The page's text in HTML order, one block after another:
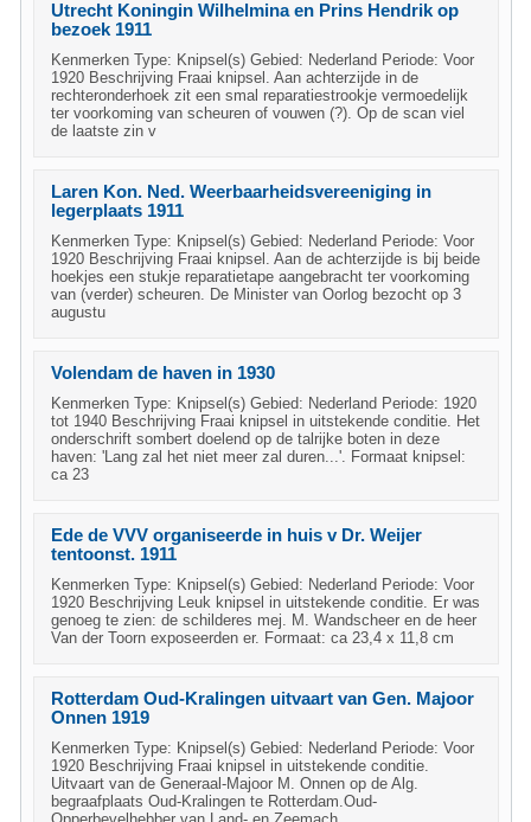
Utrecht Koningin Wilhelmina en Prins Hendrik op
bezoek 1911
Kenmerken Type: Knipsel(s) Gebied: Nederland Periode: Voor
1920 Beschrijving Fraai knipsel. Aan achterzijde in de
rechteronderhoek zit een smal reparatiestrookje vermoedelijk
ter voorkoming van scheuren of vouwen (?). Op de scan viel
de laatste zin v
Laren Kon. Ned. Weerbaarheidsvereeniging in
legerplaats 1911
Kenmerken Type: Knipsel(s) Gebied: Nederland Periode: Voor
1920 Beschrijving Fraai knipsel. Aan de achterzijde is bij beide
hoekjes een stukje reparatietape aangebracht ter voorkoming
van (verder) scheuren. De Minister van Oorlog bezocht op 3
augustu
Volendam de haven in 1930
Kenmerken Type: Knipsel(s) Gebied: Nederland Periode: 1920
tot 1940 Beschrijving Fraai knipsel in uitstekende conditie. Het
onderschrift sombert doelend op de talrijke boten in deze
haven: 'Lang zal het niet meer zal duren...'. Formaat knipsel:
ca 23
Ede de VVV organiseerde in huis v Dr. Weijer
tentoonst. 1911
Kenmerken Type: Knipsel(s) Gebied: Nederland Periode: Voor
1920 Beschrijving Leuk knipsel in uitstekende conditie. Er was
genoeg te zien: de schilderes mej. M. Wandscheer en de heer
Van der Toorn exposeerden er. Formaat: ca 23,4 x 11,8 cm
Rotterdam Oud-Kralingen uitvaart van Gen. Majoor
Onnen 1919
Kenmerken Type: Knipsel(s) Gebied: Nederland Periode: Voor
1920 Beschrijving Fraai knipsel in uitstekende conditie.
Uitvaart van de Generaal-Majoor M. Onnen op de Alg.
begraafplaats Oud-Kralingen te Rotterdam.Oud-